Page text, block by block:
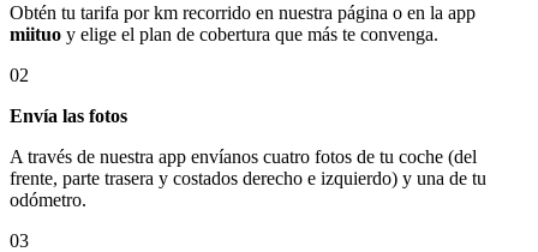
Obtén tu tarifa por km recorrido en nuestra página o en la app
miituo y elige el plan de cobertura que más te convenga.
02
Envía las fotos
A través de nuestra app envíanos cuatro fotos de tu coche (del
frente, parte trasera y costados derecho e izquierdo) y una de tu
odómetro.
03